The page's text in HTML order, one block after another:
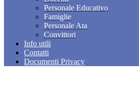
Personale Educativo
Famiglie
Personale Ata
Convittori
Info utili
Contatti
Documenti Privacy